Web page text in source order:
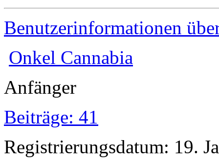
Benutzerinformationen
Onkel Cannabia
Anfänger
Beiträge: 41
Registrierungsdatum: 19.